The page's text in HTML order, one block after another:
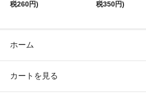
税260円)
税350円)
ホーム
カートを見る